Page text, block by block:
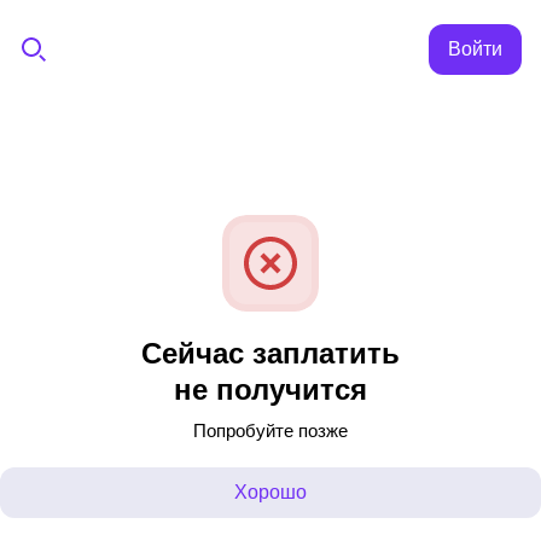
Войти
Сейчас заплатить
не получится
Попробуйте позже
Хорошо